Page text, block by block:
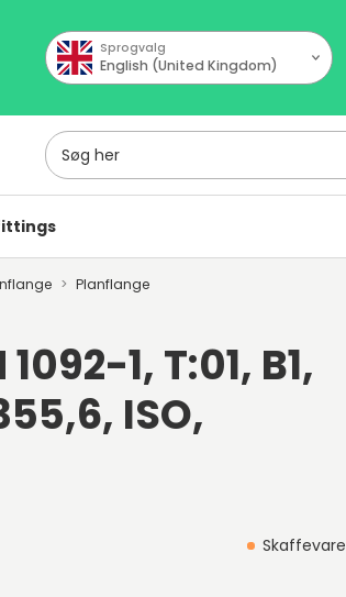
Sprogvalg
English (United Kingdom)
Søg her
Planflange
1, T:01, B1,
ISO,
Skaffevare